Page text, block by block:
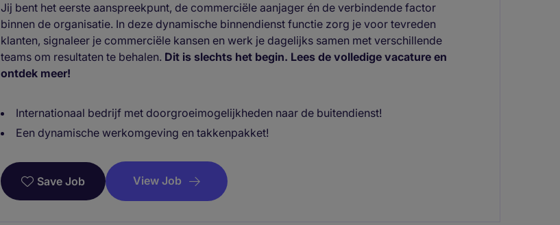
Jij bent het eerste aanspreekpunt, de commerciële aanjager én de verbindende factor
binnen de organisatie. In deze dynamische binnendienst functie zorg je voor tevreden
klanten, signaleer je commerciële kansen en werk je dagelijks samen met verschillende
teams om resultaten te behalen. Dit is slechts het begin. Lees de volledige vacature en
ontdek meer!
Internationaal bedrijf met doorgroeimogelijkheden naar de buitendienst!
Een dynamische werkomgeving en takkenpakket!
Save Job View Job